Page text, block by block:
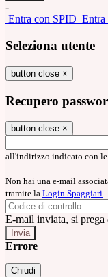
-
Entra con SPID Entra
Seleziona utente
button close ×
Recupero
button close ×
all'indirizzo indicato con le
Non hai una e-mail
tramite la Login Spaggiari
E-mail inviata, si prega
Errore
Chiudi